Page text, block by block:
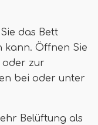
das Bett
kann. Öffnen Sie
oder zur
bei oder unter
Belüftung als